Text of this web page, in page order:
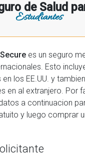
de Salud
Estudiantes
es un seguro
Esto incluye
los EE.UU. y
extranjero. Por favor,
a continuacion
y luego comprar